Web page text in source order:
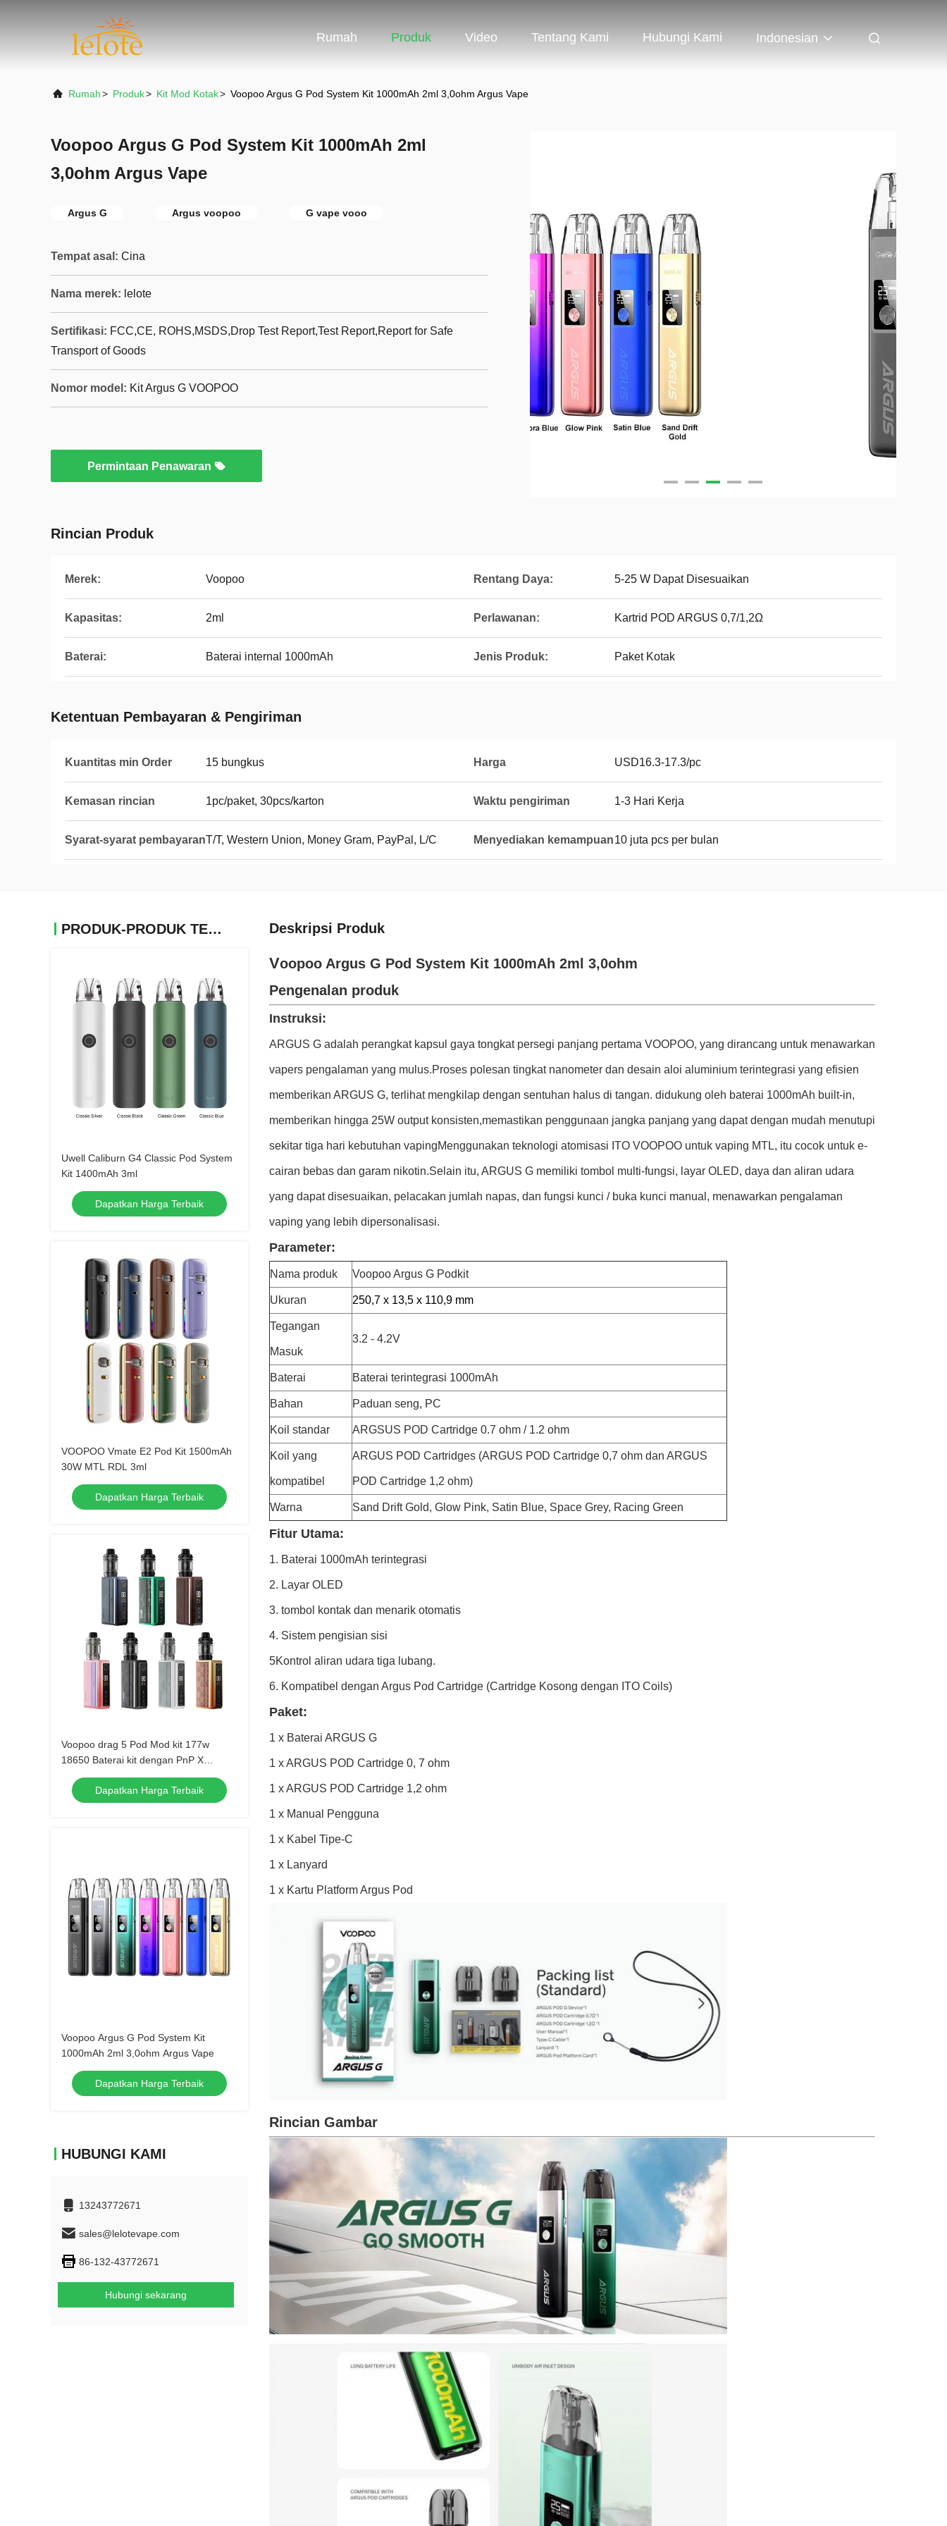
Rumah Produk Video Tentang Kami Hubungi Kami Indonesian
Rumah> Produk> Kit Mod Kotak> Voopoo Argus G Pod System Kit 1000mAh 2ml 3,0ohm Argus Vape
Voopoo Argus G Pod System Kit 1000mAh 2ml
3,0ohm Argus Vape
Argus G Argus voopoo G vape vooo
Tempat asal: Cina
Nama merek: lelote
Sertifikasi: FCC,CE, ROHS,MSDS,Drop Test Report,Test Report,Report for Safe
Transport of Goods
Nomor model: Kit Argus G VOOPOO
Permintaan Penawaran
Rincian Produk
Merek: Voopoo Rentang Daya: 5-25 W Dapat Disesuaikan
Kapasitas: 2ml Perlawanan: Kartrid POD ARGUS 0,7/1,2Ω
Baterai: Baterai internal 1000mAh Jenis Produk: Paket Kotak
Ketentuan Pembayaran & Pengiriman
Kuantitas min Order 15 bungkus Harga USD16.3-17.3/pc
Kemasan rincian 1pc/paket, 30pcs/karton Waktu pengiriman 1-3 Hari Kerja
Syarat-syarat pembayaranT/T, Western Union, Money Gram, PayPal, L/C Menyediakan kemampuan10 juta pcs per bulan
PRODUK-PRODUK TERKAIT
Uwell Caliburn G4 Classic Pod System
Kit 1400mAh 3ml
Dapatkan Harga Terbaik
VOOPOO Vmate E2 Pod Kit 1500mAh
30W MTL RDL 3ml
Dapatkan Harga Terbaik
Voopoo drag 5 Pod Mod kit 177w
18650 Baterai kit dengan PnP X
kumparan 5.5ml
Dapatkan Harga Terbaik
Voopoo Argus G Pod System Kit
1000mAh 2ml 3,0ohm Argus Vape
Dapatkan Harga Terbaik
HUBUNGI KAMI
13243772671
sales@lelotevape.com
86-132-43772671
Hubungi sekarang
Deskripsi Produk
Voopoo Argus G Pod System Kit 1000mAh 2ml 3,0ohm
Pengenalan produk
Instruksi:
ARGUS G adalah perangkat kapsul gaya tongkat persegi panjang pertama VOOPOO, yang dirancang untuk menawarkan
vapers pengalaman yang mulus.Proses polesan tingkat nanometer dan desain aloi aluminium terintegrasi yang efisien
memberikan ARGUS G, terlihat mengkilap dengan sentuhan halus di tangan. didukung oleh baterai 1000mAh built-in,
memberikan hingga 25W output konsisten,memastikan penggunaan jangka panjang yang dapat dengan mudah menutupi
sekitar tiga hari kebutuhan vapingMenggunakan teknologi atomisasi ITO VOOPOO untuk vaping MTL, itu cocok untuk e-
cairan bebas dan garam nikotin.Selain itu, ARGUS G memiliki tombol multi-fungsi, layar OLED, daya dan aliran udara
yang dapat disesuaikan, pelacakan jumlah napas, dan fungsi kunci / buka kunci manual, menawarkan pengalaman
vaping yang lebih dipersonalisasi.
Parameter:
Nama produk Voopoo Argus G Pod kit
Ukuran 250,7 x 13,5 x 110,9 mm
Tegangan
Masuk
3.2 - 4.2V
Baterai Baterai terintegrasi 1000mAh
Bahan Paduan seng, PC
Koil standar ARGSUS POD Cartridge 0.7 ohm / 1.2 ohm
Koil yang
kompatibel
ARGUS POD Cartridges (ARGUS POD Cartridge 0,7 ohm dan ARGUS
POD Cartridge 1,2 ohm)
Warna Sand Drift Gold, Glow Pink, Satin Blue, Space Grey, Racing Green
Fitur Utama:
1. Baterai 1000mAh terintegrasi
2. Layar OLED
3. tombol kontak dan menarik otomatis
4. Sistem pengisian sisi
5Kontrol aliran udara tiga lubang.
6. Kompatibel dengan Argus Pod Cartridge (Cartridge Kosong dengan ITO Coils)
Paket:
1 x Baterai ARGUS G
1 x ARGUS POD Cartridge 0, 7 ohm
1 x ARGUS POD Cartridge 1,2 ohm
1 x Manual Pengguna
1 x Kabel Tipe-C
1 x Lanyard
1 x Kartu Platform Argus Pod
Rincian Gambar